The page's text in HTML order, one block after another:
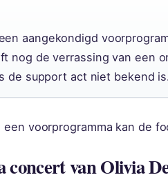
aangekondigd
nog de verrassing van een
de support act niet bekend
voorprogramma kan de
concert van Olivia